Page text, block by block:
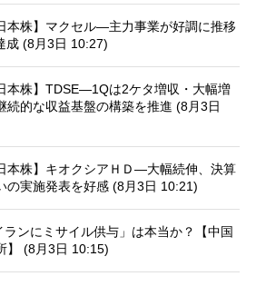
本株】マクセル—主力事業が好調に推移
成 (8月3日 10:27)
本株】TDSE—1Qは2ケタ増収・大幅増
続的な収益基盤の構築を推進 (8月3日
本株】キオクシアＨＤ—大幅続伸、決算
の実施発表を好感 (8月3日 10:21)
ランにミサイル供与」は本当か？【中国
】 (8月3日 10:15)